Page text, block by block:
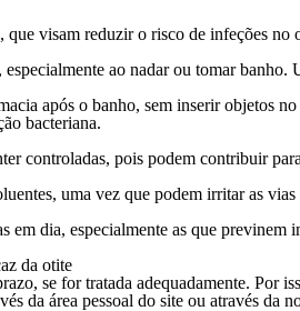
visam reduzir o risco de infeções
ao nadar ou tomar banho.
após o banho, sem inserir objetos
bacteriana.
controladas, pois podem contribuir
uma vez que podem irritar as
em dia, especialmente as que
da otite
se for tratada adequadamente. Por
da área pessoal do site ou através da